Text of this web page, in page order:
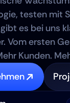
testen mit
es bei uns
Vom ersten
Kunden.